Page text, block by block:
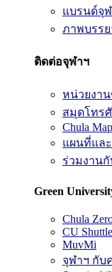
แบรนด์จุ
ภาพบรร
ติดต่อจุฬาฯ
หน่วยงา
สมุดโทร
Chula Map
แผนที่แล
ร่วมงาน
Green
Chula
CU
MuvMi
จุฬาฯ กับ